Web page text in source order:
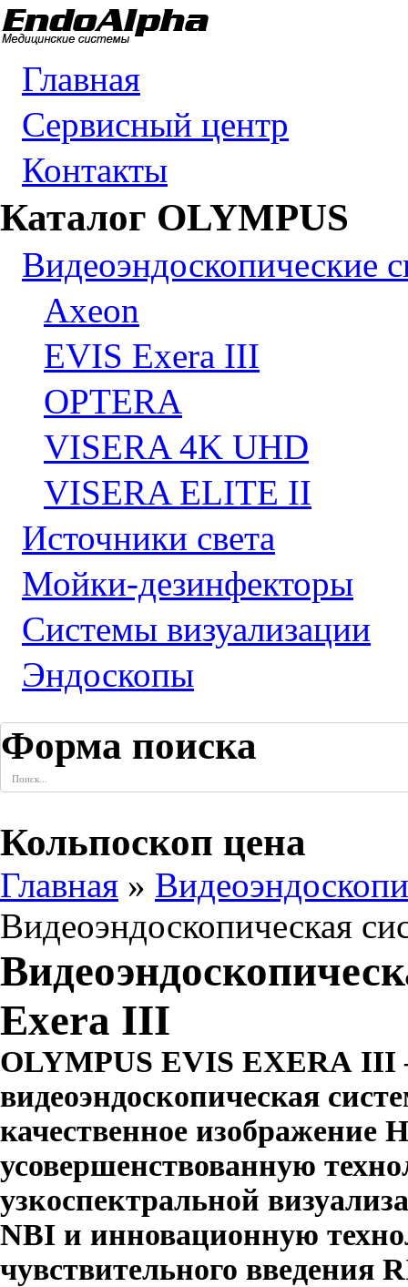
Главная
Сервисный центр
Контакты
Каталог OLYMPUS
Видеоэндоскопические
Axeon
EVIS Exera III
OPTERA
VISERA 4K UHD
VISERA ELITE II
Источники света
Мойки-дезинфекторы
Системы визуализации
Эндоскопы
Форма поиска
Кольпоскоп цена
Главная »
Видеоэндоскопическая
Exera III
OLYMPUS EVIS EXERA III
видеоэндоскопическая
качественное изображение
усовершенствованную
узкоспектральной
NBI и инновационную
чувствительного введения